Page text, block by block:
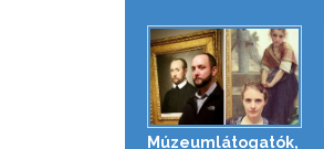
Múzeumlátogatók,